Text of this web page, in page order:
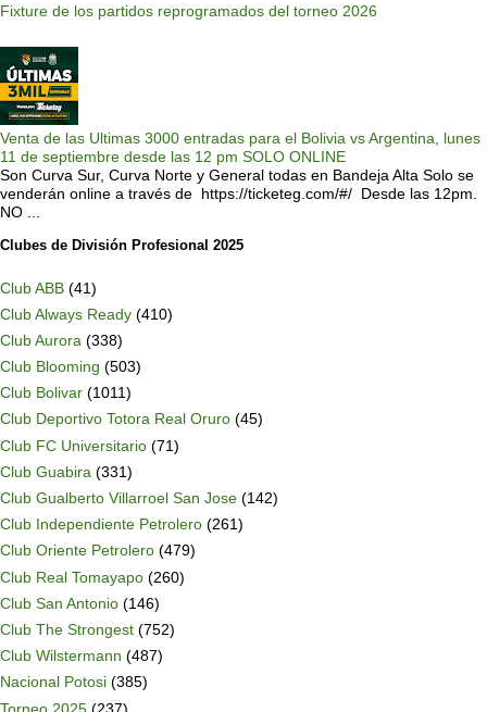
Fixture de los partidos reprogramados del torneo 2026
Venta de las Ultimas 3000 entradas para el Bolivia vs Argentina, lunes
11 de septiembre desde las 12 pm SOLO ONLINE
Son Curva Sur, Curva Norte y General todas en Bandeja Alta Solo se
venderán online a través de https://ticketeg.com/#/ Desde las 12pm.
NO ...
Clubes de División Profesional 2025
Club ABB (41)
Club Always Ready (410)
Club Aurora (338)
Club Blooming (503)
Club Bolivar (1011)
Club Deportivo Totora Real Oruro (45)
Club FC Universitario (71)
Club Guabira (331)
Club Gualberto Villarroel San Jose (142)
Club Independiente Petrolero (261)
Club Oriente Petrolero (479)
Club Real Tomayapo (260)
Club San Antonio (146)
Club The Strongest (752)
Club Wilstermann (487)
Nacional Potosi (385)
Torneo 2025 (237)